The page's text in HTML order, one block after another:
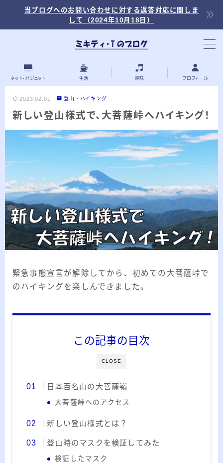
当ブログへのお問い合わせに対する返答対応に関しま
して（2024年10月18日）
「浅羽ビオトープ」で野鳥観察 ～2026年
「秋ヶ瀬公園」春の野鳥観察 ～2026年3
月～
2026.03.08
「見沼自然公園」で野鳥観察 ～2026年3
月～
2026.03.02
2026年～
ネット・ガジェット 生活 趣味 プロフィール
2023.02.01 登山・ハイキング
新しい登山様式で、大菩薩峠へハイキング！
緊急事態宣言が解除してから、初めての大菩薩峠で
のハイキングを楽しんできました。
CLOSE
この記事の目次
日本百名山の大菩薩嶺
大菩薩峠へのアクセス
新しい登山様式とは？
登山時のマスクを検証してみた
検証したマスク